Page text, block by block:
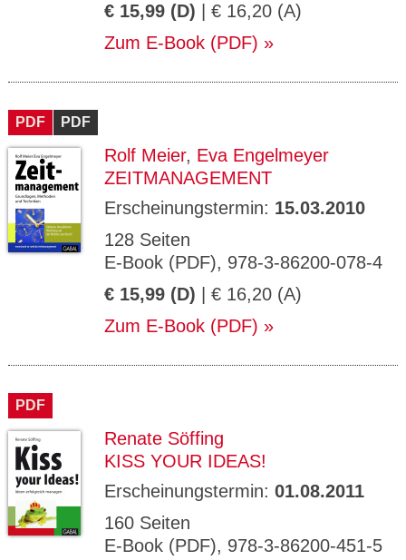
€ 15,99 (D) | € 16,20 (A)
Zum E-Book (PDF)
PDF PDF
Rolf Meier, Eva Engelmeyer
ZEITMANAGEMENT
Erscheinungstermin: 15.03.2010
128 Seiten
E-Book (PDF), 978-3-86200-078-4
€ 15,99 (D) | € 16,20 (A)
Zum E-Book (PDF)
PDF
Renate Söffing
KISS YOUR IDEAS!
Erscheinungstermin: 01.08.2011
160 Seiten
E-Book (PDF), 978-3-86200-451-5